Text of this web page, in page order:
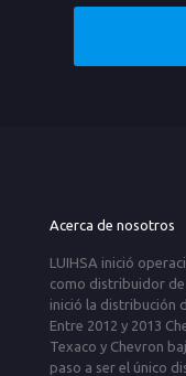
Acerca de nosotros
LUIHSA inició
como distribuidor de
inició la distribución
Entre 2012 y 2013
Texaco y Chevron
paso a ser el único